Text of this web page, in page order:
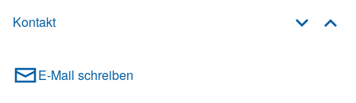
Kontakt
E-Mail schreiben